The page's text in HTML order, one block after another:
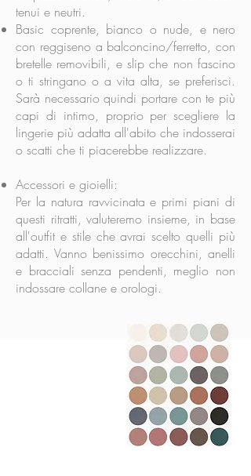
tenui e neutri.
Basic coprente, bianco o nude, e nero
con reggiseno a balconcino/ferretto, con
bretelle removibili, e slip che non fascino
o ti stringano o a vita alta, se preferisci.
Sarà necessario quindi portare con te più
capi di intimo, proprio per scegliere la
lingerie più adatta all'abito che indosserai
o scatti che ti piacerebbe realizzare.
Accessori e gioielli:
Per la natura ravvicinata e primi piani di
questi ritratti, valuteremo insieme, in base
all'outfit e stile che avrai scelto quelli più
adatti. Vanno benissimo orecchini, anelli
e bracciali senza pendenti, meglio non
indossare collane e orologi.